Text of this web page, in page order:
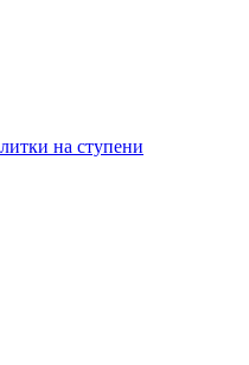
на ступени